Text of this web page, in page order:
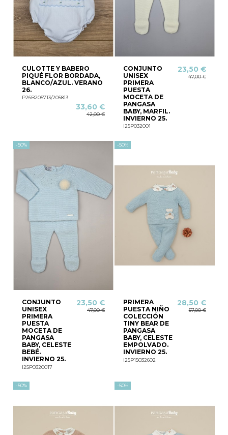
CULOTTE Y BABERO
PIQUÉ FLOR BORDADA,
BLANCO/AZUL. VERANO
26.
P26B205713/205813
33,60 €
42,00 €
CONJUNTO
UNISEX
PRIMERA
PUESTA
MOCETA DE
PANGASA
BABY, MARFIL.
INVIERNO 25.
I25P032001
23,50 €
47,00 €
-50%
CONJUNTO
UNISEX
PRIMERA
PUESTA
MOCETA DE
PANGASA
BABY, CELESTE
BEBÉ.
INVIERNO 25.
I25P0320017
23,50 €
47,00 €
-50%
PRIMERA
PUESTA NIÑO
COLECCIÓN
TINY BEAR DE
PANGASA
BABY, CELESTE
EMPOLVADO.
INVIERNO 25.
I25P15032602
28,50 €
57,00 €
-50% -50%